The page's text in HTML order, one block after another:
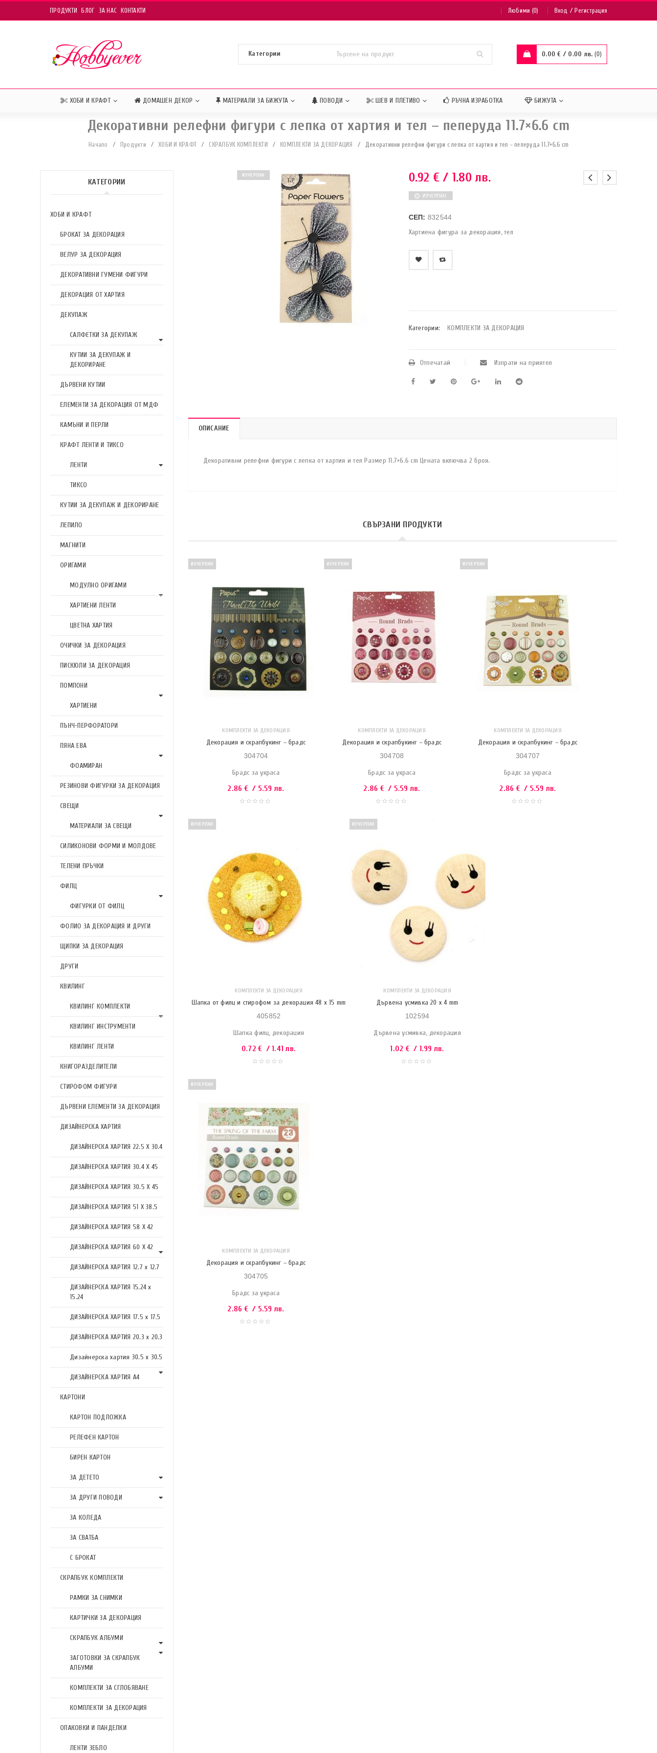
ПРОДУКТИ БЛОГ ЗА НАС КОНТАКТИ Любими (0) Вход /Регистрация
0.00€ / 0.00 лв. 0
ХОБИ И КРАФТ ДОМАШЕН ДЕКОР МАТЕРИАЛИ ЗА БИЖУТА ПОВОДИ ШЕВ И ПЛЕТИВО РЪЧНА ИЗРАБОТКА БИЖУТА
Декоративни релефни фигури с лепка от хартия и тел – пеперуда 11.7×6.6 cm
Начало / Продукти / ХОБИ И КРАФТ / СКРАПБУК КОМПЛЕКТИ / КОМПЛЕКТИ ЗА ДЕКОРАЦИЯ / Декоративни релефни фигури с лепка от хартия и тел – пеперуда 11.7×6.6 cm
КАТЕГОРИИ
ХОБИ И КРАФТ
БРОКАТ ЗА ДЕКОРАЦИЯ
ВЕЛУР ЗА ДЕКОРАЦИЯ
ДЕКОРАТИВНИ ГУМЕНИ ФИГУРИ
ДЕКОРАЦИЯ ОТ ХАРТИЯ
ДЕКУПАЖ
САЛФЕТКИ ЗА ДЕКУПАЖ
КУТИИ ЗА ДЕКУПАЖ И
ДЕКОРИРАНЕ
ДЪРВЕНИ КУТИИ
ЕЛЕМЕНТИ ЗА ДЕКОРАЦИЯ ОТ МДФ
КАМЪНИ И ПЕРЛИ
КРАФТ ЛЕНТИ И ТИКСО
ЛЕНТИ
ТИКСО
КУТИИ ЗА ДЕКУПАЖ И ДЕКОРИРАНЕ
ЛЕПИЛО
МАГНИТИ
ОРИГАМИ
МОДУЛНО ОРИГАМИ
ХАРТИЕНИ ЛЕНТИ
ЦВЕТНА ХАРТИЯ
ОЧИЧКИ ЗА ДЕКОРАЦИЯ
ПИСКЮЛИ ЗА ДЕКОРАЦИЯ
ПОМПОНИ
ХАРТИЕНИ
ПЪНЧ-ПЕРФОРАТОРИ
ПЯНА ЕВА
ФОАМИРАН
РЕЗИНОВИ ФИГУРКИ ЗА ДЕКОРАЦИЯ
СВЕЩИ
МАТЕРИАЛИ ЗА СВЕЩИ
СИЛИКОНОВИ ФОРМИ И МОЛДОВЕ
ТЕЛЕНИ ПРЪЧКИ
ФИЛЦ
ФИГУРКИ ОТ ФИЛЦ
ФОЛИО ЗА ДЕКОРАЦИЯ И ДРУГИ
ЩИПКИ ЗА ДЕКОРАЦИЯ
ДРУГИ
КВИЛИНГ
КВИЛИНГ КОМПЛЕКТИ
КВИЛИНГ ИНСТРУМЕНТИ
КВИЛИНГ ЛЕНТИ
КНИГОРАЗДЕЛИТЕЛИ
СТИРОФОМ ФИГУРИ
ДЪРВЕНИ ЕЛЕМЕНТИ ЗА ДЕКОРАЦИЯ
ДИЗАЙНЕРСКА ХАРТИЯ
ДИЗАЙНЕРСКА ХАРТИЯ 22.5 X 30.4
ДИЗАЙНЕРСКА ХАРТИЯ 30.4 X 45
ДИЗАЙНЕРСКА ХАРТИЯ 30.5 X 45
ДИЗАЙНЕРСКА ХАРТИЯ 51 X 38.5
ДИЗАЙНЕРСКА ХАРТИЯ 58 X 42
ДИЗАЙНЕРСКА ХАРТИЯ 60 X 42
ДИЗАЙНЕРСКА ХАРТИЯ 12.7 x 12.7
ДИЗАЙНЕРСКА ХАРТИЯ 15.24 x
15.24
ДИЗАЙНЕРСКА ХАРТИЯ 17.5 х 17.5
ДИЗАЙНЕРСКА ХАРТИЯ 20.3 х 20.3
Дизайнерска хартия 30.5 х 30.5
ДИЗАЙНЕРСКА ХАРТИЯ А4
КАРТОНИ
КАРТОН ПОДЛОЖКА
РЕЛЕФЕН КАРТОН
БИРЕН КАРТОН
ЗА ДЕТЕТО
ЗА ДРУГИ ПОВОДИ
ЗА КОЛЕДА
ЗА СВАТБА
С БРОКАТ
СКРАПБУК КОМПЛЕКТИ
РАМКИ ЗА СНИМКИ
КАРТИЧКИ ЗА ДЕКОРАЦИЯ
СКРАПБУК АЛБУМИ
ЗАГОТОВКИ ЗА СКРАПБУК
АЛБУМИ
КОМПЛЕКТИ ЗА СГЛОБЯВАНЕ
КОМПЛЕКТИ ЗА ДЕКОРАЦИЯ
ОПАКОВКИ И ПАНДЕЛКИ
ЛЕНТИ ЗЕБЛО
ИЗЧЕРПАН 0.92 € / 1.80 лв.
ИЗЧЕРПАН
СЕП: 832544
Хартиена фигура за декорация, тел
Категории: КОМПЛЕКТИ ЗА ДЕКОРАЦИЯ
Отпечатай Изпрати на приятел
ОПИСАНИЕ
Декоративни релефни фигури с лепка от хартия и тел Размер 11.7×6.6 cm Цената включва 2 броя.
СВЪРЗАНИ ПРОДУКТИ
ИЗЧЕРПАН
КОМПЛЕКТИ ЗА ДЕКОРАЦИЯ
Декорация и скрапбукинг – брадс
304704
Брадс за украса
2.86 € / 5.59 лв.
ИЗЧЕРПАН
КОМПЛЕКТИ ЗА ДЕКОРАЦИЯ
Декорация и скрапбукинг – брадс
304708
Брадс за украса
2.86 € / 5.59 лв.
ИЗЧЕРПАН
КОМПЛЕКТИ ЗА ДЕКОРАЦИЯ
Декорация и скрапбукинг – брадс
304707
Брадс за украса
2.86 € / 5.59 лв.
ИЗЧЕРПАН
КОМПЛЕКТИ ЗА ДЕКОРАЦИЯ
Шапка от филц и стирофом за декорация 48 x 15 mm
405852
Шапка филц, декорация
0.72€ / 1.41 лв.
ИЗЧЕРПАН
КОМПЛЕКТИ ЗА ДЕКОРАЦИЯ
Дървена усмивка 20 x 4 mm
102594
Дървена усмивка, декорация
1.02 € / 1.99 лв.
ИЗЧЕРПАН
КОМПЛЕКТИ ЗА ДЕКОРАЦИЯ
Декорация и скрапбукинг – брадс
304705
Брадс за украса
2.86 € / 5.59 лв.